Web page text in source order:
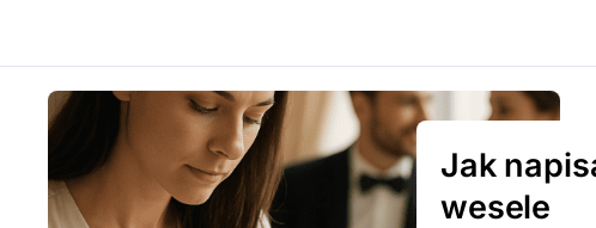
Jak
wesele